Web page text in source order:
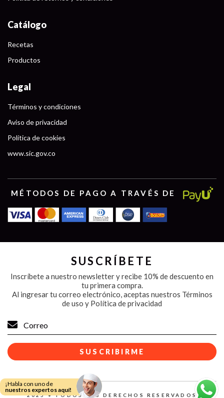
Catálogo
Recetas
Productos
Legal
Términos y condiciones
Aviso de privacidad
Política de cookies
www.sic.gov.co
MÉTODOS DE PAGO A TRAVÉS DE
SUSCRÍBETE
Inscríbete a nuestro newsletter y recibe 10% de descuento en
tu primera compra.
Al ingresar tu correo electrónico, aceptas nuestros Términos
de uso y Política de privacidad
2025 • TODOS LOS DERECHOS RESERVADOS
¡Habla con uno de
nuestros expertos aquí!